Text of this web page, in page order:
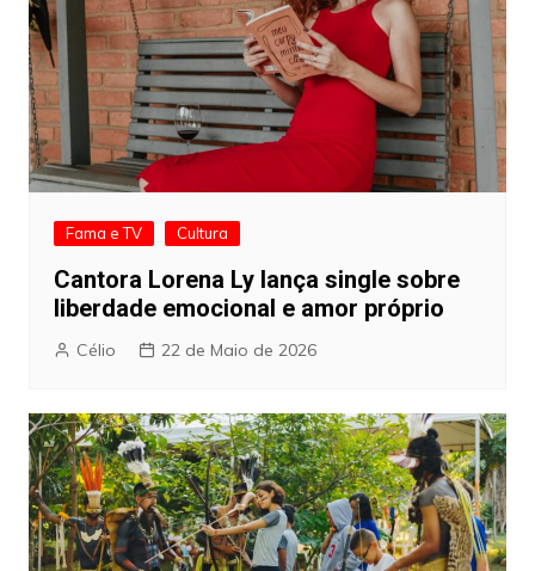
Fama e TV Cultura
Cantora Lorena Ly lança single sobre
liberdade emocional e amor próprio
Célio 22 de Maio de 2026